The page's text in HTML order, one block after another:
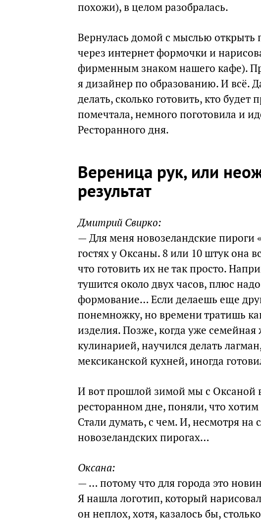
похожи), в целом разобралась.
Вернулась домой с мыслью
через интернет формочки и
фирменным знаком нашего кафе).
я дизайнер по образованию. И всё.
делать, сколько готовить, кто
помечтала, немного поготовила и
Ресторанного дня.
Вереница рук, или
результат
Дмитрий Свирко:
— Для меня новозеландские пироги
гостях у Оксаны. 8 или 10 штук она
что готовить их не так просто.
тушится около двух часов, плюс
формование… Если делаешь еще
понемножку, но времени тратишь
изделия. Позже, когда уже семейная
кулинарией, научился делать
мексиканской кухней, иногда
И вот прошлой зимой мы с Оксаной в
ресторанном дне, поняли, что
Стали думать, с чем. И, несмотря на
новозеландских пирогах…
Оксана:
— … потому что для города это
Я нашла логотип, который
он неплох, хотя, казалось бы,